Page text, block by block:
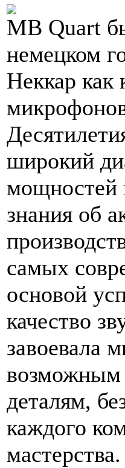
MB Quart
немецком
Неккар как
широкий
мощностей
знания об
самых
основой
качество
завоевала
возможным
деталям,
каждого
мастерства.